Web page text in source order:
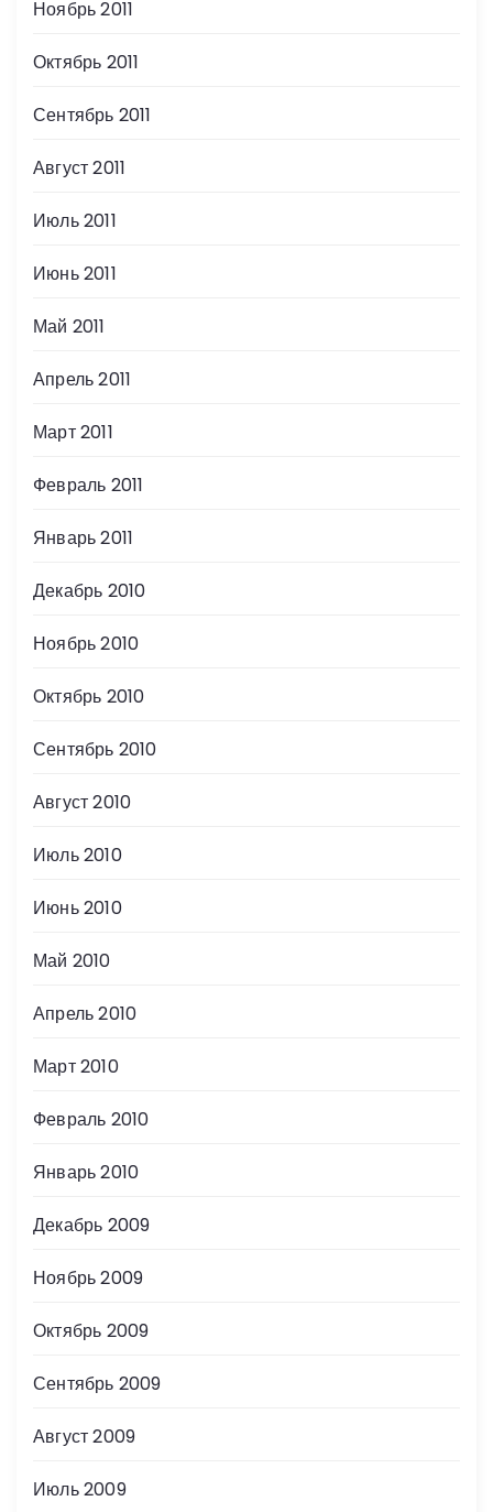
Ноябрь 2011
Октябрь 2011
Сентябрь 2011
Август 2011
Июль 2011
Июнь 2011
Май 2011
Апрель 2011
Март 2011
Февраль 2011
Январь 2011
Декабрь 2010
Ноябрь 2010
Октябрь 2010
Сентябрь 2010
Август 2010
Июль 2010
Июнь 2010
Май 2010
Апрель 2010
Март 2010
Февраль 2010
Январь 2010
Декабрь 2009
Ноябрь 2009
Октябрь 2009
Сентябрь 2009
Август 2009
Июль 2009